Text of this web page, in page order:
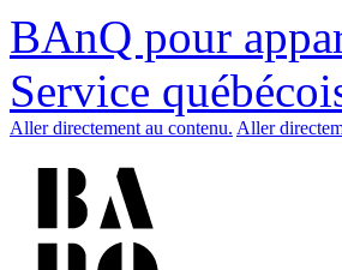
BAnQ pour
Service
Aller directement au contenu. Aller